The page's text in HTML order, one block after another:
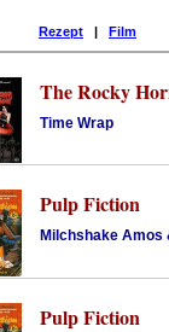
Rezept | Film
The Rocky
Time Wrap
Pulp Fiction
Milchshake Amos
Pulp Fiction